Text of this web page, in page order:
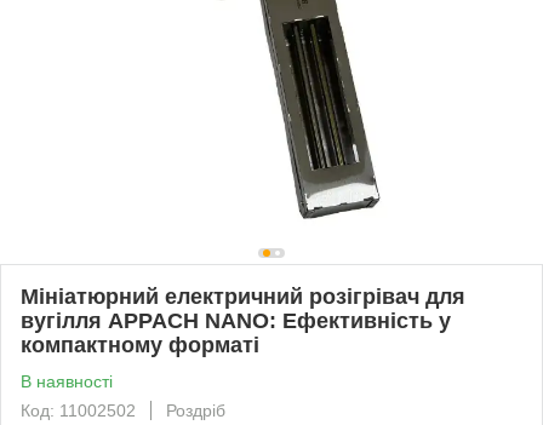
Мініатюрний електричний розігрівач для
вугілля APPACH NANO: Ефективність у
компактному форматі
В наявності
Код: 11002502
Роздріб